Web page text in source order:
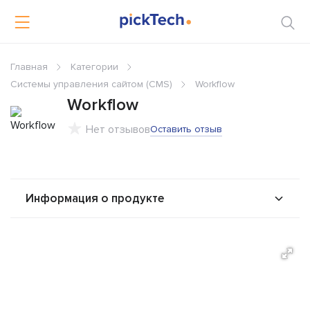
Главная
Категории
Системы управления сайтом (CMS)
Workflow
Workflow
Нет отзывовОставить отзыв
Информация о продукте